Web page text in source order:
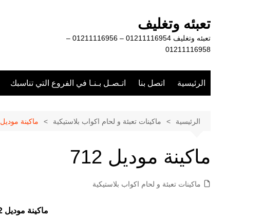
تعبئه وتغليف
تعبئه وتغليف 01211116954 – 01211116956 –
01211116958
الرئيسية اتصل بنا اتـصـل بـنـا في الفروع التي تناسبك
الرئيسية ماكينات تعبئة و لحام اكواب بلاستيكية ماكينة موديل 712
ماكينة موديل 712
ماكينات تعبئة و لحام اكواب بلاستيكية
ماكينة موديل 712